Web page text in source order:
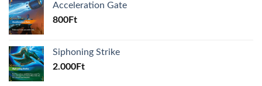
Acceleration Gate
800Ft
Siphoning Strike
2.000Ft